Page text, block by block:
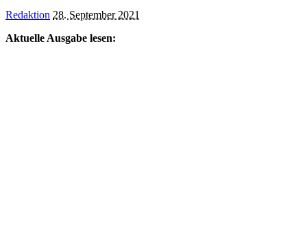
Posted
Redaktion 28. September 2021
Aktuelle Ausgabe lesen: